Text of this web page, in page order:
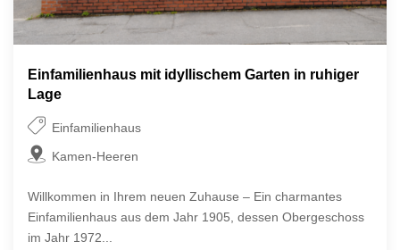
Einfamilienhaus mit idyllischem Garten in ruhiger
Lage
Einfamilienhaus
Kamen-Heeren
Willkommen in Ihrem neuen Zuhause – Ein charmantes
Einfamilienhaus aus dem Jahr 1905, dessen Obergeschoss
im Jahr 1972...